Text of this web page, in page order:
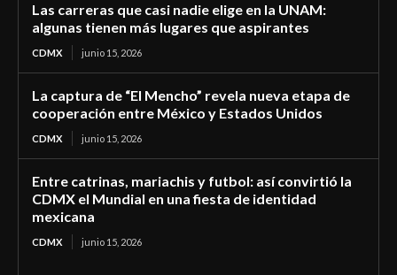
Las carreras que casi nadie elige en la UNAM:
algunas tienen más lugares que aspirantes
CDMX junio 15, 2026
La captura de “El Mencho” revela nueva etapa de
cooperación entre México y Estados Unidos
CDMX junio 15, 2026
Entre catrinas, mariachis y futbol: así convirtió la
CDMX el Mundial en una fiesta de identidad
mexicana
CDMX junio 15, 2026